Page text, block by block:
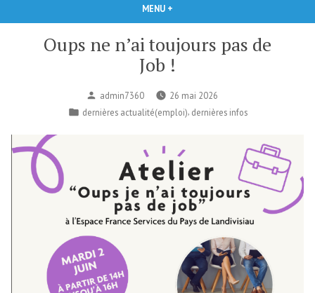
MENU +
Oups ne n’ai toujours pas de
Job !
Publié
par
admin7360
26 mai 2026
Publié
dernières actualité(emploi) dernières infos